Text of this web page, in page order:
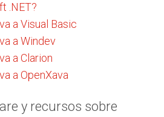
.NET?
a Visual Basic
a Windev
a Clarion
a OpenXava
y recursos sobre